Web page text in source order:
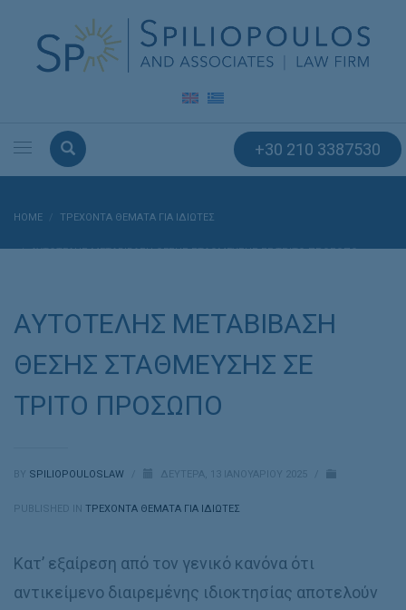
+30 210 3387530
HOME ΤΡΕΧΟΝΤΑ ΘΕΜΑΤΑ ΓΙΑ ΙΔΙΩΤΕΣ
ΑΥΤΟΤΕΛΗΣ ΜΕΤΑΒΙΒΑΣΗ ΘΕΣΗΣ ΣΤΑΘΜΕΥΣΗΣ ΣΕ ΤΡΙΤΟ ΠΡΟΣΩΠΟ
ΑΥΤΟΤΕΛΗΣ ΜΕΤΑΒΙΒΑΣΗ
ΘΕΣΗΣ ΣΤΑΘΜΕΥΣΗΣ ΣΕ
ΤΡΙΤΟ ΠΡΟΣΩΠΟ
BY SPILIOPOULOSLAW ΔΕΥΤΈΡΑ, 13 ΙΑΝΟΥΑΡΊΟΥ 2025
PUBLISHED IN ΤΡΕΧΟΝΤΑ ΘΕΜΑΤΑ ΓΙΑ ΙΔΙΩΤΕΣ
Κατ’ εξαίρεση από τον γενικό κανόνα ότι
αντικείμενο διαιρεμένης ιδιοκτησίας αποτελούν